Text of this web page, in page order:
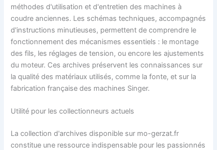
méthodes d'utilisation et d'entretien des machines à
coudre anciennes. Les schémas techniques, accompagnés
d'instructions minutieuses, permettent de comprendre le
fonctionnement des mécanismes essentiels : le montage
des fils, les réglages de tension, ou encore les ajustements
du moteur. Ces archives préservent les connaissances sur
la qualité des matériaux utilisés, comme la fonte, et sur la
fabrication française des machines Singer.
Utilité pour les collectionneurs actuels
La collection d'archives disponible sur mo-gerzat.fr
constitue une ressource indispensable pour les passionnés